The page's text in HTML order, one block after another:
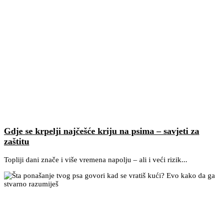
Gdje se krpelji najčešće kriju na psima – savjeti za
zaštitu
Topliji dani znače i više vremena napolju – ali i veći rizik...